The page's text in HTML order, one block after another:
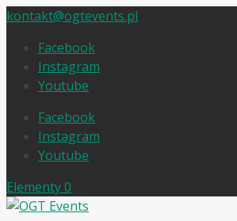
kontakt@ogtevents.pl
Facebook
Instagram
Youtube
Facebook
Instagram
Youtube
Elementy 0